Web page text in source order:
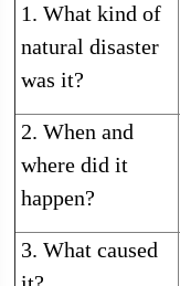
1. What kind of
natural disaster
was it?
2. When and
where did it
happen?
3. What caused